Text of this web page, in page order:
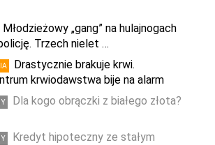
Młodzieżowy „gang” na hulajnogach
Trzech nielet …
Drastycznie brakuje krwi.
krwiodawstwa bije na alarm
Dla kogo obrączki z białego złota?
Kredyt hipoteczny ze stałym